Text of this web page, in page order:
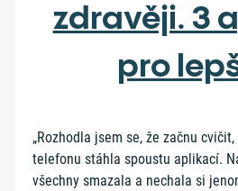
zdravěji. 3
pro
„Rozhodla jsem se, že začnu
telefonu stáhla spoustu aplikací.
všechny smazala a nechala si